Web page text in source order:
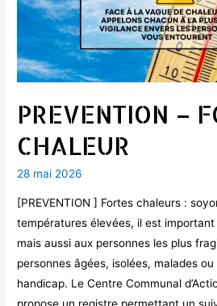
PREVENTION –
CHALEUR
28 mai 2026
[PREVENTION ] Fortes chaleurs :
températures élevées, il est
mais aussi aux personnes les plus
personnes âgées, isolées, malades
handicap. Le Centre Communal
propose un registre permettant un